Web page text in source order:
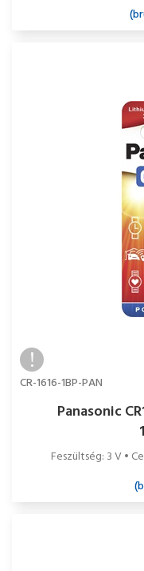
CR-1616-1BP-PAN
Panasonic
Feszültség: 3 V •